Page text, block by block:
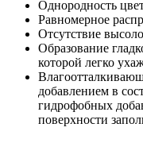
Однородность
Равномерное
Отсутствие
Образование
которой легко
добавлением в
гидрофобных
поверхности